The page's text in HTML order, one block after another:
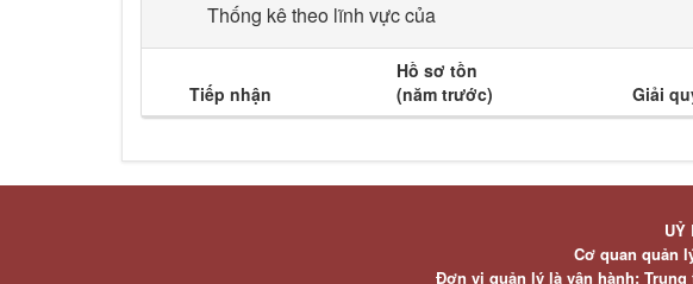
Thống kê theo lĩnh vực của
Tiếp nhận
Hồ sơ tồn
(năm trước)
Giải
UỶ
Cơ quan quản
Đơn vị quản lý là vận hành: